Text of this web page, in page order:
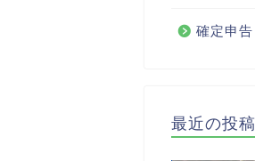
確定申告
最近の投稿